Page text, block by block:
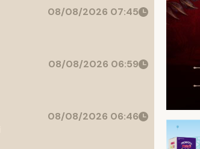
08/08/2026 07:45
08/08/2026 06:59
08/08/2026 06:46